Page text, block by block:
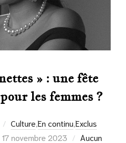
» : une fête
les femmes ?
Culture En continu Exclus
Publié
17 novembre 2023
Aucun